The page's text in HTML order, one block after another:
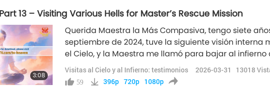
13 – Visiting Various Hells for Master’s Rescue Mission
3:08
Querida Maestra la Más Compasiva, tengo siete
septiembre de 2024, tuve la siguiente visión interna
el Cielo, y la Maestra me llamó para bajar al infierno
usó la cruz para dibujar un círculo; luego apareció
yo descendiera y entrara en un infierno llamado el
Visitas al Cielo y al Infierno: testimonios 2026-03-31 13018
59 396p 720p 1080p